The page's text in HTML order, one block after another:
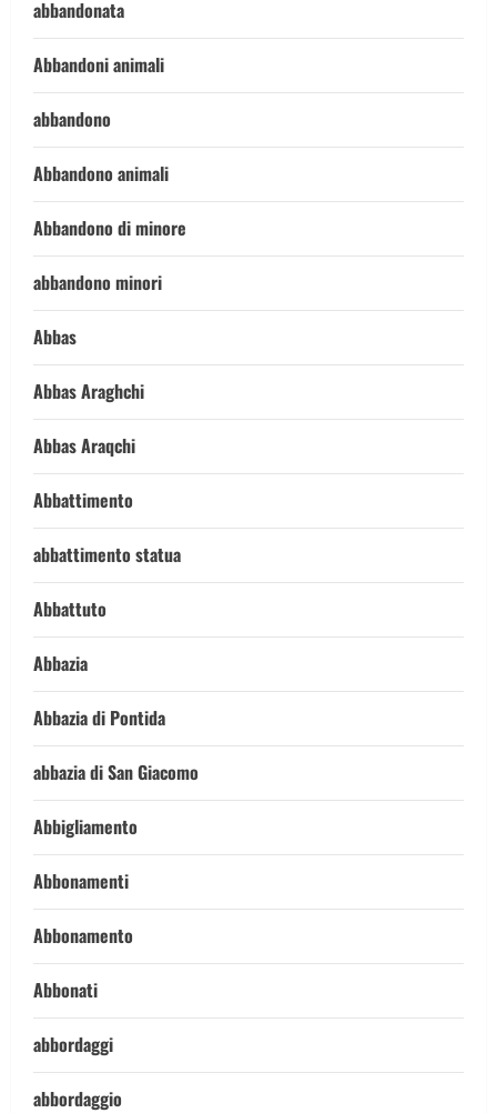
abbandonata
Abbandoni animali
abbandono
Abbandono animali
Abbandono di minore
abbandono minori
Abbas
Abbas Araghchi
Abbas Araqchi
Abbattimento
abbattimento statua
Abbattuto
Abbazia
Abbazia di Pontida
abbazia di San Giacomo
Abbigliamento
Abbonamenti
Abbonamento
Abbonati
abbordaggi
abbordaggio